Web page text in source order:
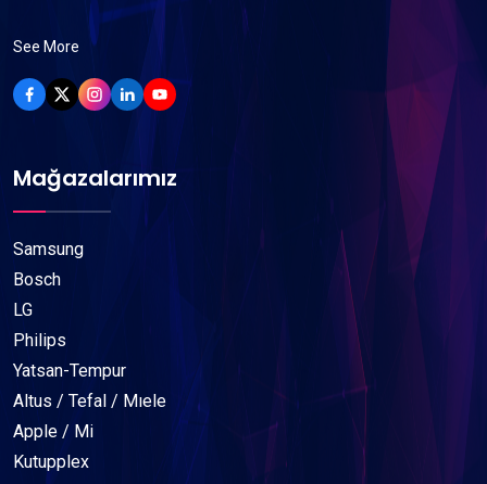
See More
Mağazalarımız
Samsung
Bosch
LG
Philips
Yatsan-Tempur
Altus / Tefal / Mıele
Apple / Mi
Kutupplex